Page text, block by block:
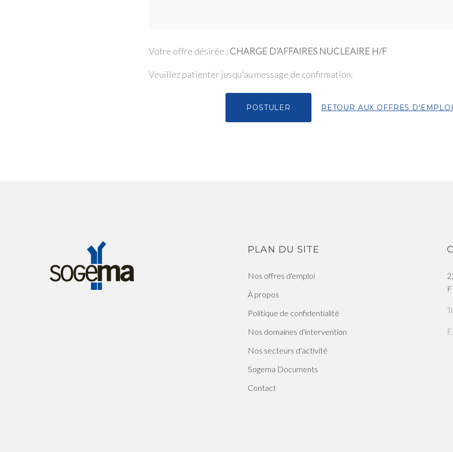
Votre offre désirée : CHARGE D’AFFAIRES NUCLEAIRE H/F
Veuillez patienter jusqu'au message de confirmation.
POSTULER RETOUR AUX OFFRES
PLAN DU SITE
Nos offres d'emploi
À propos
Politique de confidentialité
Nos domaines d'intervention
Nos secteurs d'activité
Sogema Documents
Contact